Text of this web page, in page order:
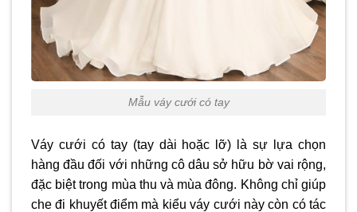
Mẫu váy cưới có tay
Váy cưới có tay (tay dài hoặc lỡ) là sự lựa chọn
hàng đầu đối với những cô dâu sở hữu bờ vai rộng,
đặc biệt trong mùa thu và mùa đông. Không chỉ giúp
che đi khuyết điểm mà kiểu váy cưới này còn có tác